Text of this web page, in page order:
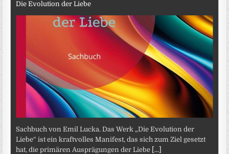
Die Evolution der Liebe
Sachbuch von Emil Lucka. Das Werk „Die Evolution der
Liebe“ ist ein kraftvolles Manifest, das sich zum Ziel gesetzt
hat, die primären Ausprägungen der Liebe [...]